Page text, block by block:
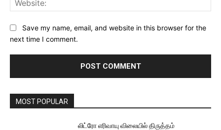
Save my name, email, and website in this browser for the
next time I comment.
MOST POPULAR
லிட்ரோ எரிவாயு விலையில் திருத்தம்